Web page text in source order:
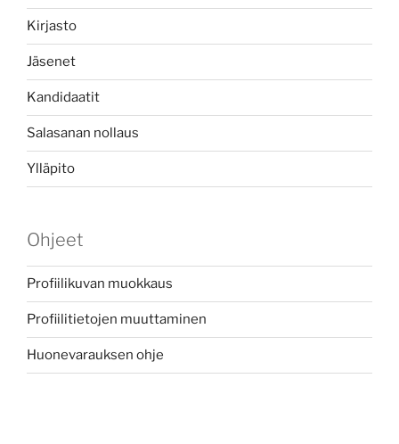
Kirjasto
Jäsenet
Kandidaatit
Salasanan nollaus
Ylläpito
Ohjeet
Profiilikuvan muokkaus
Profiilitietojen muuttaminen
Huonevarauksen ohje